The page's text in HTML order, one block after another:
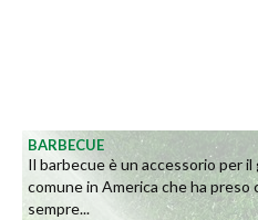
BARBECUE
Il barbecue è un accessorio per
comune in America che ha preso
sempre...